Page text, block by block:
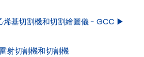
基切割機和切割繪圖儀 - GCC ▶
射切割機和切割機